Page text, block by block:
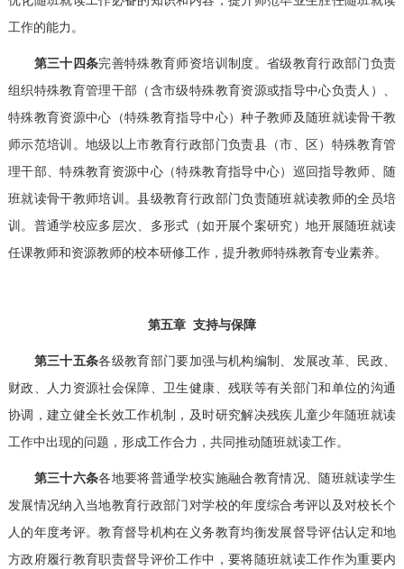
工作的能力。
第三十四条完善特殊教育师资培训制度。省级教育行政部门负责
组织特殊教育管理干部（含市级特殊教育资源或指导中心负责人）、
特殊教育资源中心（特殊教育指导中心）种子教师及随班就读骨干教
师示范培训。地级以上市教育行政部门负责县（市、区）特殊教育管
理干部、特殊教育资源中心（特殊教育指导中心）巡回指导教师、随
班就读骨干教师培训。县级教育行政部门负责随班就读教师的全员培
训。普通学校应多层次、多形式（如开展个案研究）地开展随班就读
任课教师和资源教师的校本研修工作，提升教师特殊教育专业素养。
第五章 支持与保障
第三十五条各级教育部门要加强与机构编制、发展改革、民政、
财政、人力资源社会保障、卫生健康、残联等有关部门和单位的沟通
协调，建立健全长效工作机制，及时研究解决残疾儿童少年随班就读
工作中出现的问题，形成工作合力，共同推动随班就读工作。
第三十六条各地要将普通学校实施融合教育情况、随班就读学生
发展情况纳入当地教育行政部门对学校的年度综合考评以及对校长个
人的年度考评。教育督导机构在义务教育均衡发展督导评估认定和地
方政府履行教育职责督导评价工作中，要将随班就读工作作为重要内